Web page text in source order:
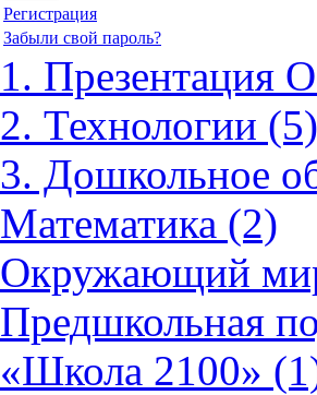
Регистрация
Забыли свой пароль?
1. Презентация
2. Технологии (5)
3. Дошкольное
Математика (2)
Окружающий
Предшкольная
«Школа 2100»